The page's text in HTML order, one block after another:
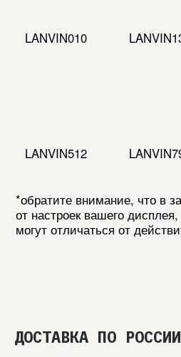
ДОСТАВКА ПО РОССИИ